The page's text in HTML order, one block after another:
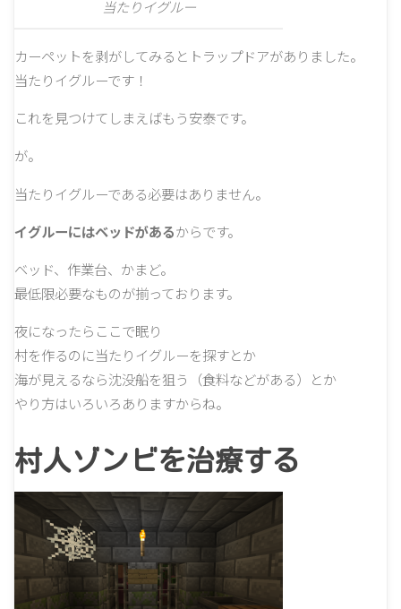
当たりイグルー
カーペットを剥がしてみるとトラップドアがありました。
当たりイグルーです！
これを見つけてしまえばもう安泰です。
が。
当たりイグルーである必要はありません。
イグルーにはベッドがあるからです。
ベッド、作業台、かまど。
最低限必要なものが揃っております。
夜になったらここで眠り
村を作るのに当たりイグルーを探すとか
海が見えるなら沈没船を狙う（食料などがある）とか
やり方はいろいろありますからね。
村人ゾンビを治療する